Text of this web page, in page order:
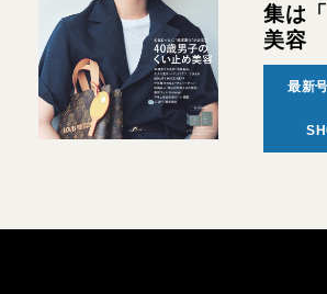
集は
美容
最新